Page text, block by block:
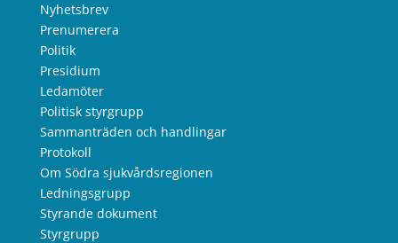
Nyhetsbrev
Prenumerera
Politik
Presidium
Ledamöter
Politisk styrgrupp
Sammanträden och handlingar
Protokoll
Om Södra sjukvårdsregionen
Ledningsgrupp
Styrande dokument
Styrgrupp